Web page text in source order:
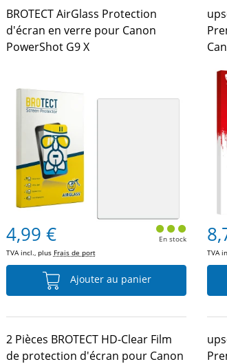
BROTECT AirGlass Protection
d'écran en verre pour Canon
PowerShot G9 X
4,99 €
TVA incl., plus Frais de port
En stock
Ajouter au panier
TVA
2 Pièces BROTECT HD-Clear Film
de protection d'écran pour Canon